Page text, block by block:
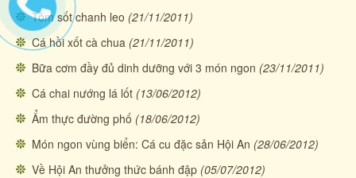
Tôm sốt chanh leo (21/11/2011)
Cá hồi xốt cà chua (21/11/2011)
Bữa cơm đầy đủ dinh dưỡng với 3 món ngon (23/11/2011)
Cá chai nướng lá lốt (13/06/2012)
Ẩm thực đường phố (18/06/2012)
Món ngon vùng biển: Cá cu đặc sản Hội An (28/06/2012)
Về Hội An thưởng thức bánh đập (05/07/2012)